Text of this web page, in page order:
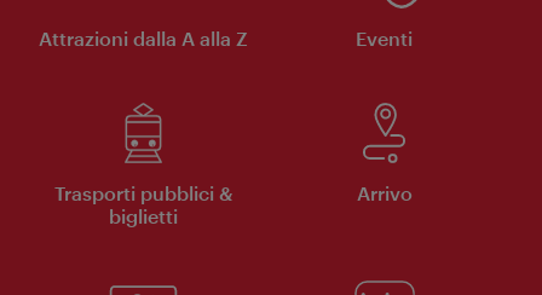
Attrazioni dalla A alla Z Eventi
Trasporti pubblici &
biglietti
Arrivo